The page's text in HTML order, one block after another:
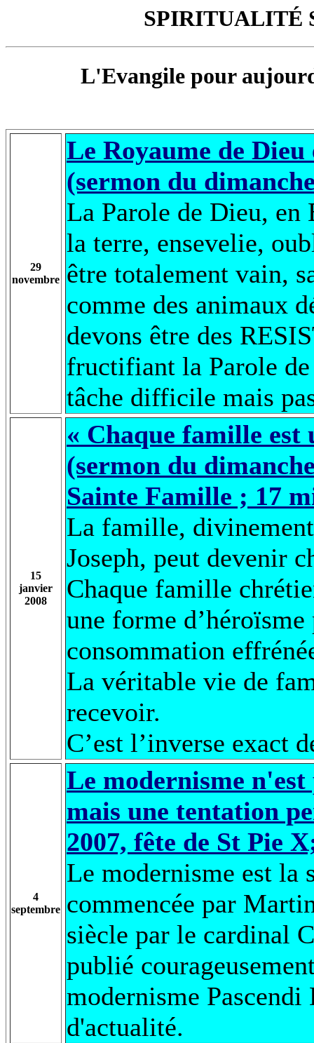
SPIRITUALITÉ
L'Evangile pour
29
novembre
Le Royaume de Dieu
(sermon du
La Parole de Dieu, en
la terre, ensevelie,
être totalement vain,
comme des animaux
devons être des
fructifiant la Parole
tâche difficile mais
15
janvier
2008
« Chaque famille
(sermon du
Sainte Famille ; 17
La famille,
Joseph, peut devenir
Chaque famille
une forme
consommation
La véritable vie de
recevoir.
C’est l’inverse exact
4
septembre
Le modernisme n'est
mais une tentation
2007, fête de St Pie
Le modernisme est
commencée par
siècle par le cardinal
publié
modernisme
d'actualité.